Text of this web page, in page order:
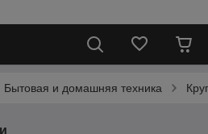
Бытовая и домашняя техника